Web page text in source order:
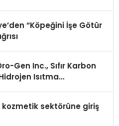
“Köpeğini İşe Götür
Gen Inc., Sıfır Karbon
Isıtma
kozmetik sektörüne giriş